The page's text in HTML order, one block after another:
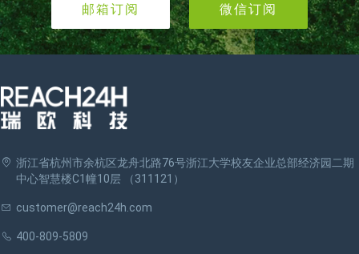
邮箱订阅 微信订阅
浙江省杭州市余杭区龙舟北路76号浙江大学校友企业总部经济园二期
中心智慧楼C1幢10层 （311121）
customer@reach24h.com
400-809-5809